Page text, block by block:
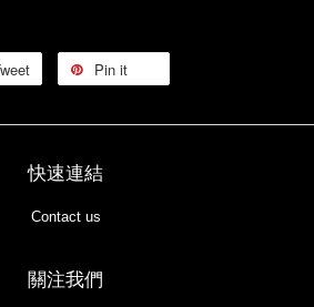
Pin it
快速連結
Contact us
關注我們